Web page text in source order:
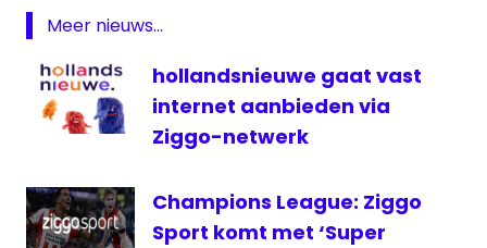
televisie
Meer nieuws...
hollandsnieuwe gaat vast
internet aanbieden via
Ziggo-netwerk
Champions League: Ziggo
Sport komt met ‘Super